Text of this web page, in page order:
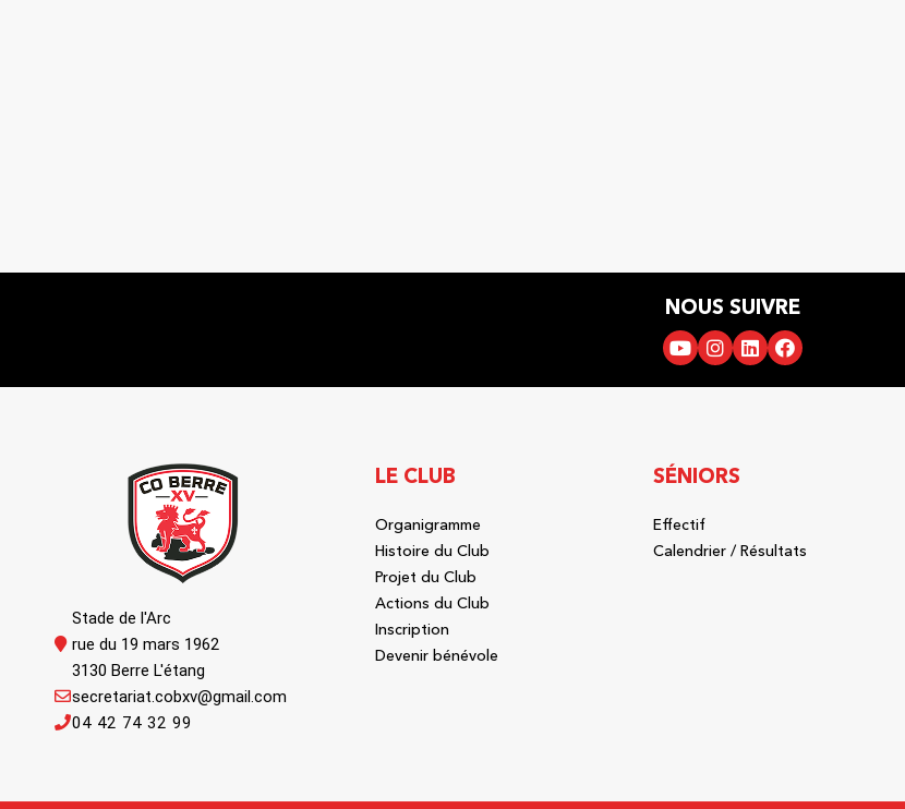
NOUS SUIVRE
Stade de l'Arc
rue du 19 mars 1962
3130 Berre L'étang
04 42 74 32 99
secretariat.cobxv@gmail.com
LE CLUB
Organigramme
Histoire du Club
Projet du Club
Actions du Club
Inscription
Devenir bénévole
SÉNIORS
Effectif
Calendrier / Résultats